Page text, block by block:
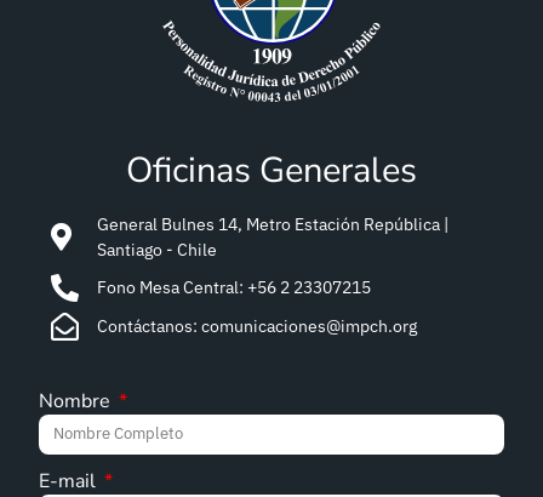
Oficinas Generales
General Bulnes 14, Metro Estación República |
Santiago - Chile
Fono Mesa Central: +56 2 23307215
Contáctanos: comunicaciones@impch.org
Nombre
E-mail